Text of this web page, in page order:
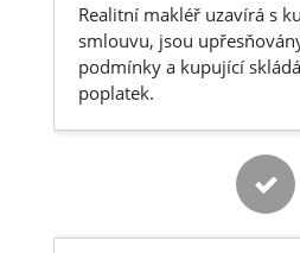
Realitní makléř uzavírá s
smlouvu, jsou
podmínky a kupující
poplatek.